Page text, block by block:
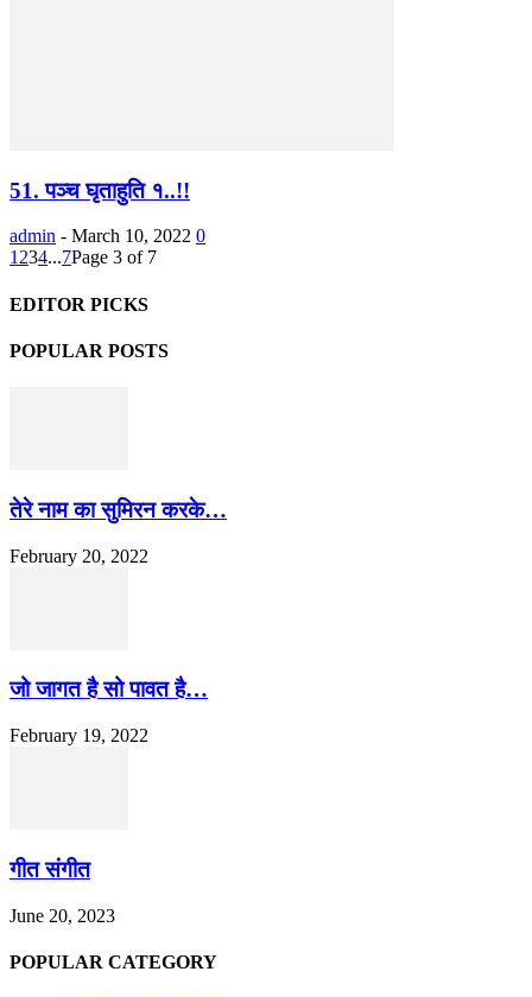
51. पञ्च घृताहुति १..!!
admin - March 10, 2022 0
1234...7Page 3 of 7
EDITOR PICKS
POPULAR POSTS
तेरे नाम का सुमिरन करके…
February 20, 2022
जो जागत है सो पावत है…
February 19, 2022
गीत संगीत
June 20, 2023
POPULAR CATEGORY